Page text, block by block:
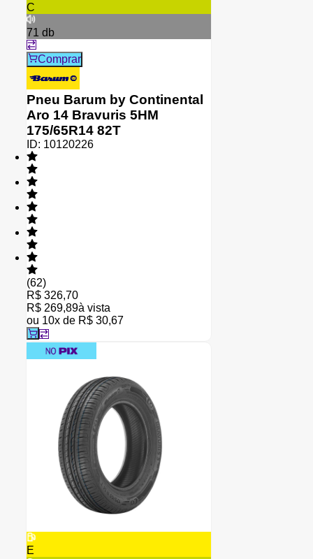
C
71 db
Comprar
Pneu Barum by Continental
Aro 14 Bravuris 5HM
175/65R14 82T
ID: 10120226
(62)
R$ 326,70
R$ 269,89à vista
ou 10x de R$ 30,67
E